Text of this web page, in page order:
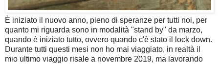
È iniziato il nuovo anno, pieno di speranze per tutti noi, per
quanto mi riguarda sono in modalità "stand by" da marzo,
quando è iniziato tutto, ovvero quando c'è stato il lock down.
Durante tutti questi mesi non ho mai viaggiato, in realtà il
mio ultimo viaggio risale a novembre 2019, ma lavorando